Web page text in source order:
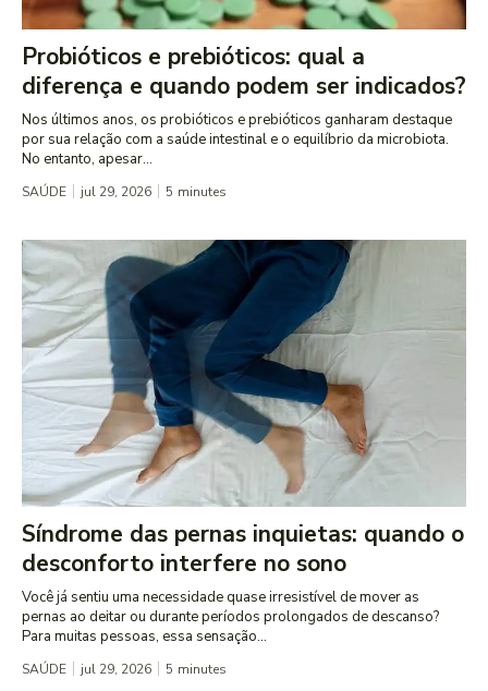
Probióticos e prebióticos: qual a
diferença e quando podem ser indicados?
Nos últimos anos, os probióticos e prebióticos ganharam destaque
por sua relação com a saúde intestinal e o equilíbrio da microbiota.
No entanto, apesar...
SAÚDE jul 29, 2026 5 minutes
Síndrome das pernas inquietas: quando o
desconforto interfere no sono
Você já sentiu uma necessidade quase irresistível de mover as
pernas ao deitar ou durante períodos prolongados de descanso?
Para muitas pessoas, essa sensação...
SAÚDE jul 29, 2026 5 minutes